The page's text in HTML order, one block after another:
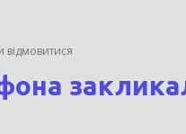
відмовитися